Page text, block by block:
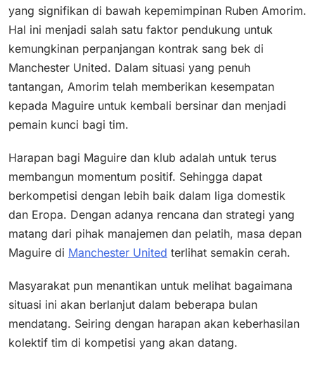
yang signifikan di bawah kepemimpinan Ruben Amorim.
Hal ini menjadi salah satu faktor pendukung untuk
kemungkinan perpanjangan kontrak sang bek di
Manchester United. Dalam situasi yang penuh
tantangan, Amorim telah memberikan kesempatan
kepada Maguire untuk kembali bersinar dan menjadi
pemain kunci bagi tim.
Harapan bagi Maguire dan klub adalah untuk terus
membangun momentum positif. Sehingga dapat
berkompetisi dengan lebih baik dalam liga domestik
dan Eropa. Dengan adanya rencana dan strategi yang
matang dari pihak manajemen dan pelatih, masa depan
Maguire di Manchester United terlihat semakin cerah.
Masyarakat pun menantikan untuk melihat bagaimana
situasi ini akan berlanjut dalam beberapa bulan
mendatang. Seiring dengan harapan akan keberhasilan
kolektif tim di kompetisi yang akan datang.